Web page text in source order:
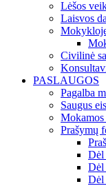
Lėšos
Laisvos
Civilinė
PASLAUGOS
Pagalba
Saugus
Mokamos
Prašymų
Dėl
Dėl
Dėl